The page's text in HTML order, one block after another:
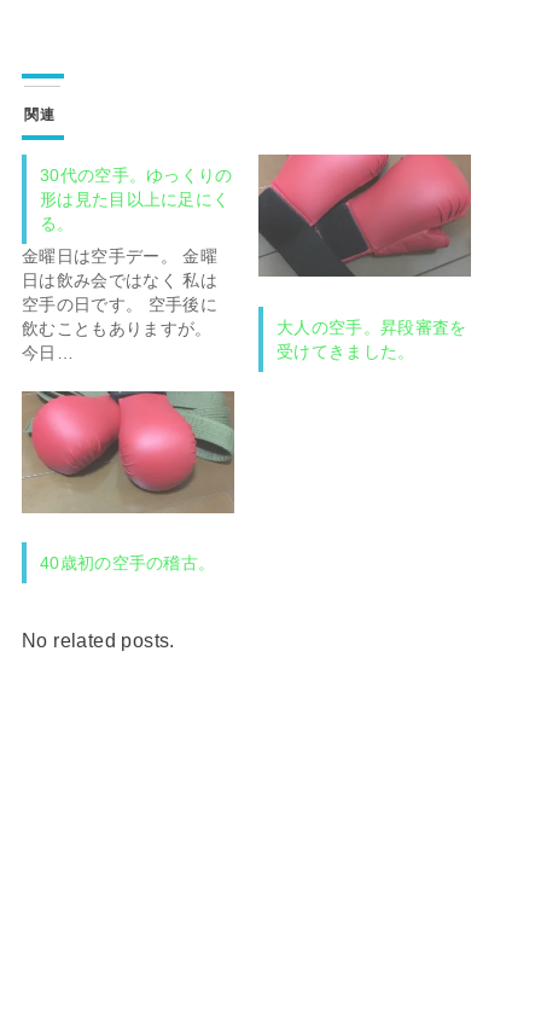
関連
30代の空手。ゆっくりの
形は見た目以上に足にく
る。
金曜日は空手デー。 金曜
日は飲み会ではなく 私は
空手の日です。 空手後に
飲むこともありますが。
今日…
大人の空手。昇段審査を
受けてきました。
40歳初の空手の稽古。
No related posts.